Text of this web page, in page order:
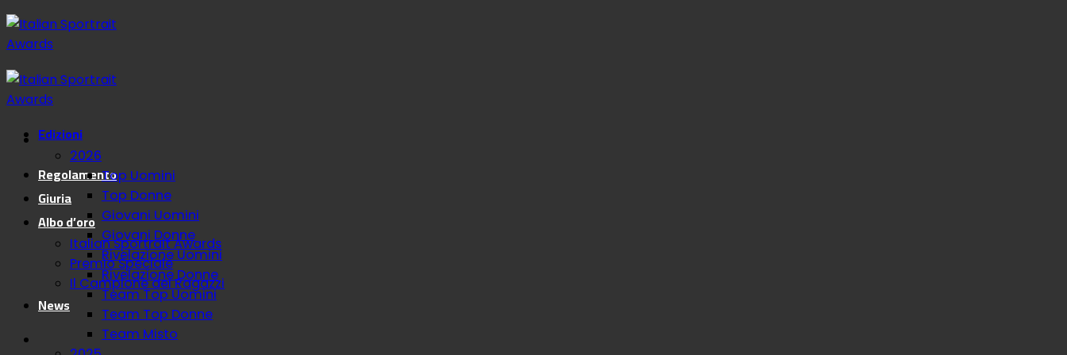
Salta
ai
contenuti
Regolamento
Giuria
Albo d’oro
Italian Sportrait Awards
Premio Speciale
Il Campione dei Ragazzi
News
Edizioni
2026
Top Uomini
Top Donne
Giovani Uomini
Giovani Donne
Rivelazione Uomini
Rivelazione Donne
Team Top Uomini
Team Top Donne
Team Misto